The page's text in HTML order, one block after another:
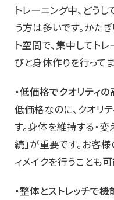
トレーニング中、どう
う方は多いです。かた
ト空間で、集中してト
びと身体作りを行ってま
・低価格でクオリティ
低価格なのに、クオリ
す。身体を維持する・
続」が重要です。お客
ィメイクを行うことも
・整体とストレッチで